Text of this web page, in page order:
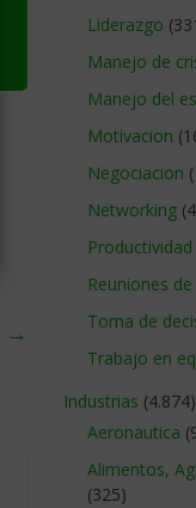
→
Liderazgo
Manejo de
Manejo del
Motivacion
Negociacion
Networking
Productividad
Reuniones
Toma de
Trabajo en
Industrias (4.874)
Aeronautica
Alimentos,
(325)